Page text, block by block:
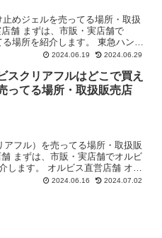
めジェルを売ってる場所・取扱
舗 まずは、市販・実店舗で
場所を紹介します。 東急ハン
プである東急ハンズや...
2024.06.19 2024.06.29
スクリアフルはどこで買え
ってる場所・取扱販売店
フル）を売ってる場所・取扱販
まずは、市販・実店舗でオルビ
します。 オルビス直営店舗 オル
ルを購入...2024.06.16 2024.07.02